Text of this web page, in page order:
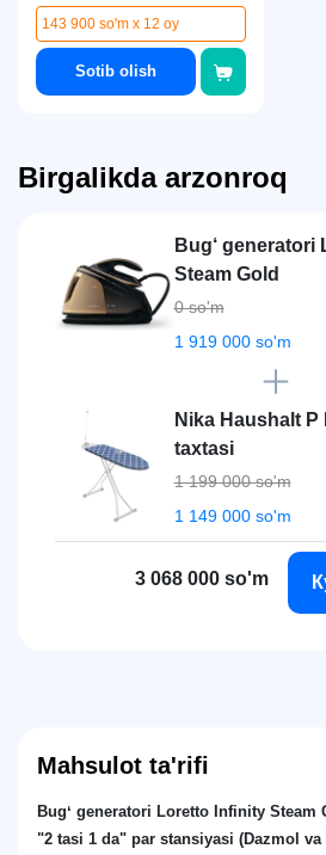
143 900 so'm x 12 oy
Sotib olish
Birgalikda arzonroq
Bug‘
Steam Gold
0 so'm
1 919 000 so'm
Nika Haushalt P НР2Т
taxtasi
1 199 000 so'm
1 149 000 so'm
3 068 000 so'm
Mahsulot ta'rifi
Bugʻ generatori Loretto Infinity Steam
"2 tasi 1 da" par stansiyasi (Dazmol